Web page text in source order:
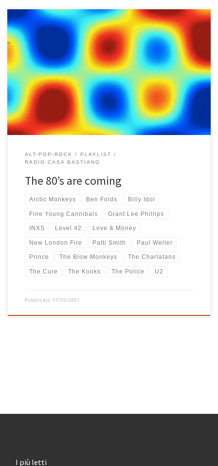
Playlist un po’ ’80, ma non troppo… da Patti Smith che si diverte a
cantare Everybody Wants to Rule the World dei Tears for Fears a
Ben Folds e Grant Lee Phillips che ripescano In Between Days e
Boys Don’t Cry dei Cure… senza dimenticare alcuni mitici originali
di quel […]
ALT-POP-ROCK
PLAYLIST
RADIO CASA BASTIANO
The 80’s are coming
Arctic Monkeys Ben Folds Billy Idol
Fine Young Cannibals Grant Lee Phillips
INXS Level 42 Love & Money
New London Fire Patti Smith Paul Weller
Prince The Blow Monkeys The Charlatans
The Cure The Kooks The Police U2
Pubblicato 07/05/2007
I più letti